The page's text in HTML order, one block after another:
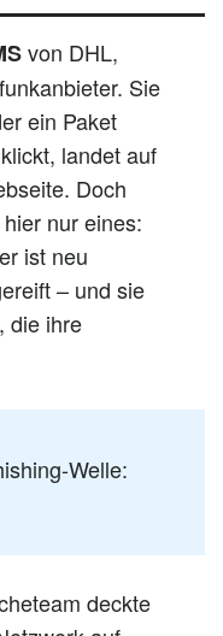
von DHL,
Sie
ein Paket
landet auf
Doch
nur eines:
ist neu
– und sie
die ihre
Welle:
deckte